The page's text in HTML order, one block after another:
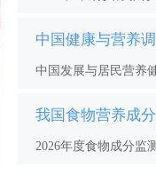
中国健康与营养
中国发展与居民营养
我国食物营养成
2026年度食物成分监